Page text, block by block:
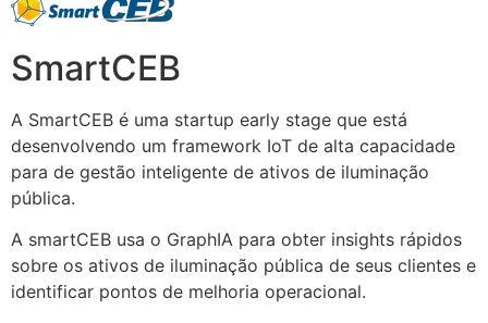
SmartCEB
A SmartCEB é uma startup early stage que está
desenvolvendo um framework IoT de alta capacidade
para de gestão inteligente de ativos de iluminação
pública.
A smartCEB usa o GraphIA para obter insights rápidos
sobre os ativos de iluminação pública de seus clientes e
identificar pontos de melhoria operacional.